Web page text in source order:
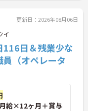
更新日：2026年08月06日
イ
116日＆残業少な
（オペレータ
月給×12ヶ月＋賞与